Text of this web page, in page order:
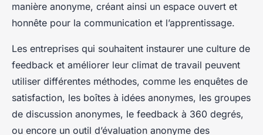
manière anonyme, créant ainsi un espace ouvert et
honnête pour la communication et l’apprentissage.
Les entreprises qui souhaitent instaurer une culture de
feedback et améliorer leur climat de travail peuvent
utiliser différentes méthodes, comme les enquêtes de
satisfaction, les boîtes à idées anonymes, les groupes
de discussion anonymes, le feedback à 360 degrés,
ou encore un outil d’évaluation anonyme des